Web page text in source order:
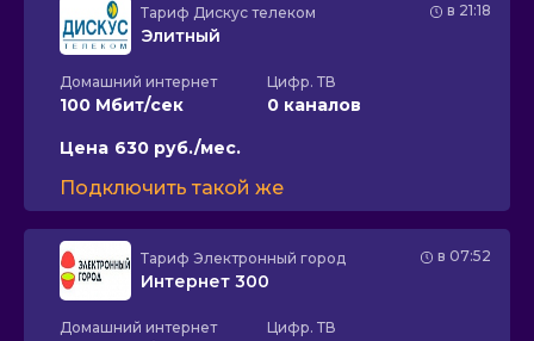
в 21:18
Тариф Дискус телеком
Элитный
Домашний интернет
100 Мбит/сек
Цифр. ТВ
0 каналов
Цена 630 руб./мес.
Подключить такой же
в 07:52
Тариф Электронный город
Интернет 300
Домашний интернет Цифр. ТВ